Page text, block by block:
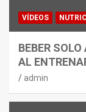
VÍDEOS
BEBER
AL
admin